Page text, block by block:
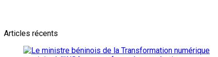
Articles récents